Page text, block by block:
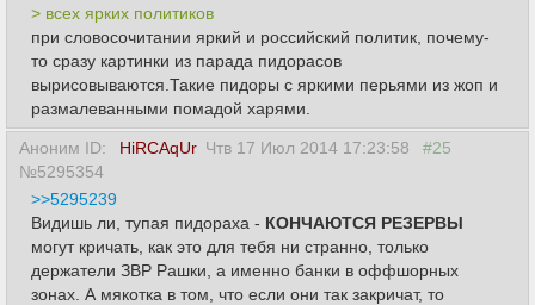
> всех ярких политиков
при словосочитании яркий и российский политик, почему-
то сразу картинки из парада пидорасов
вырисовываются.Такие пидоры с яркими перьями из жоп и
размалеванными помадой харями.
Аноним ID: HiRCAqUr Чтв 17 Июл 2014 17:23:58
#25
№5295354
>>5295239
Видишь ли, тупая пидораха - КОНЧАЮТСЯ РЕЗЕРВЫ
могут кричать, как это для тебя ни странно, только
держатели ЗВР Рашки, а именно банки в оффшорных
зонах. А мякотка в том, что если они так закричат, то